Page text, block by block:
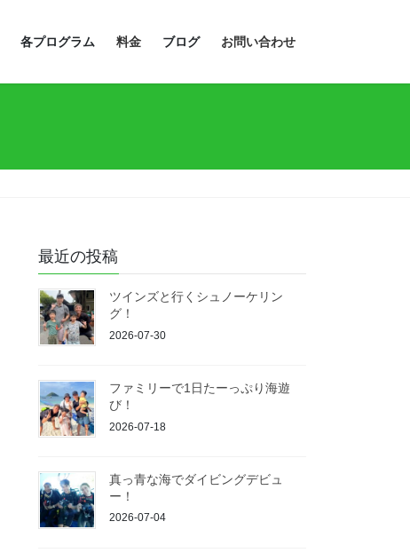
各プログラム 料金 ブログ お問い合わせ
最近の投稿
ツインズと行くシュノーケリン
グ！
2026-07-30
ファミリーで1日たーっぷり海遊
び！
2026-07-18
真っ青な海でダイビングデビュ
ー！
2026-07-04